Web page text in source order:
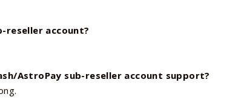
reseller account?
AstroPay sub-reseller account support?